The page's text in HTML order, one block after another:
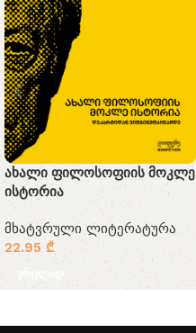
ახალი ფილოსოფიის მოკლე
ისტორია
მხატვრული ლიტერატურა
22.95 ₾
ვრცლად